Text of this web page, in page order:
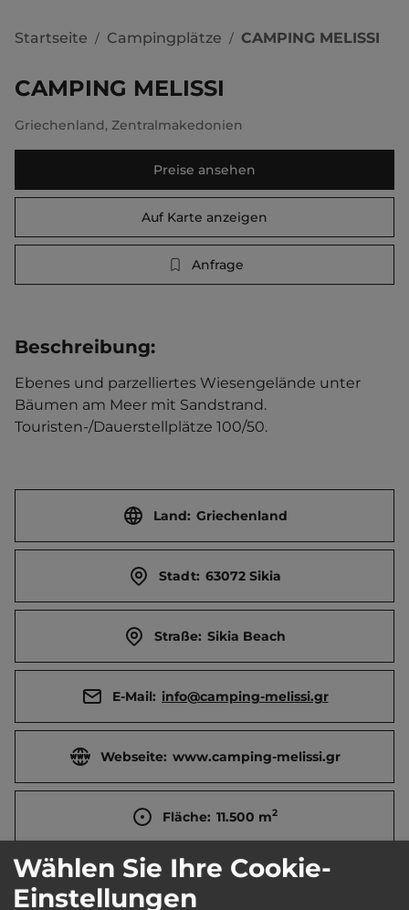
Startseite / Campingplätze / CAMPING MELISSI
CAMPING MELISSI
Griechenland, Zentralmakedonien
Preise ansehen
Auf Karte anzeigen
Anfrage
Beschreibung:
Ebenes und parzelliertes Wiesengelände unter
Bäumen am Meer mit Sandstrand.
Touristen-/Dauerstellplätze 100/50.
Land: Griechenland
Stadt: 63072 Sikia
Straße: Sikia Beach
E-Mail: info@camping-melissi.gr
Webseite: www.camping-melissi.gr
Fläche: 11.500 m2
Öffnungszeiten: 1.5. bis 31.9.
Wählen Sie Ihre Cookie-
Einstellungen